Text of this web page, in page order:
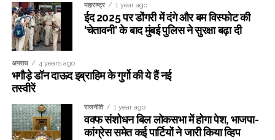
महाराष्ट्र 1 year ago
ईद 2025 पर डोंगरी में दंगे और बम विस्फोट की
‘चेतावनी’ के बाद मुंबई पुलिस ने सुरक्षा बढ़ा दी
अपराध 4 years ago
भगौड़े डॉन दाऊद इब्राहिम के गुर्गो की ये हैं नई
तस्वीरें
राजनीति 1 year ago
वक्फ संशोधन बिल लोकसभा में होगा पेश, भाजपा-
कांग्रेस समेत कई पार्टियों ने जारी किया व्हिप